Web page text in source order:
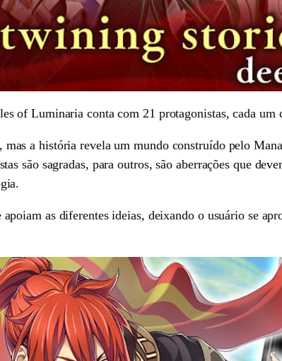
of Luminaria conta com 21 protagonistas, cada
mas a história revela um mundo construído pelo
são sagradas, para outros, são aberrações que
as diferentes ideias, deixando o usuário se